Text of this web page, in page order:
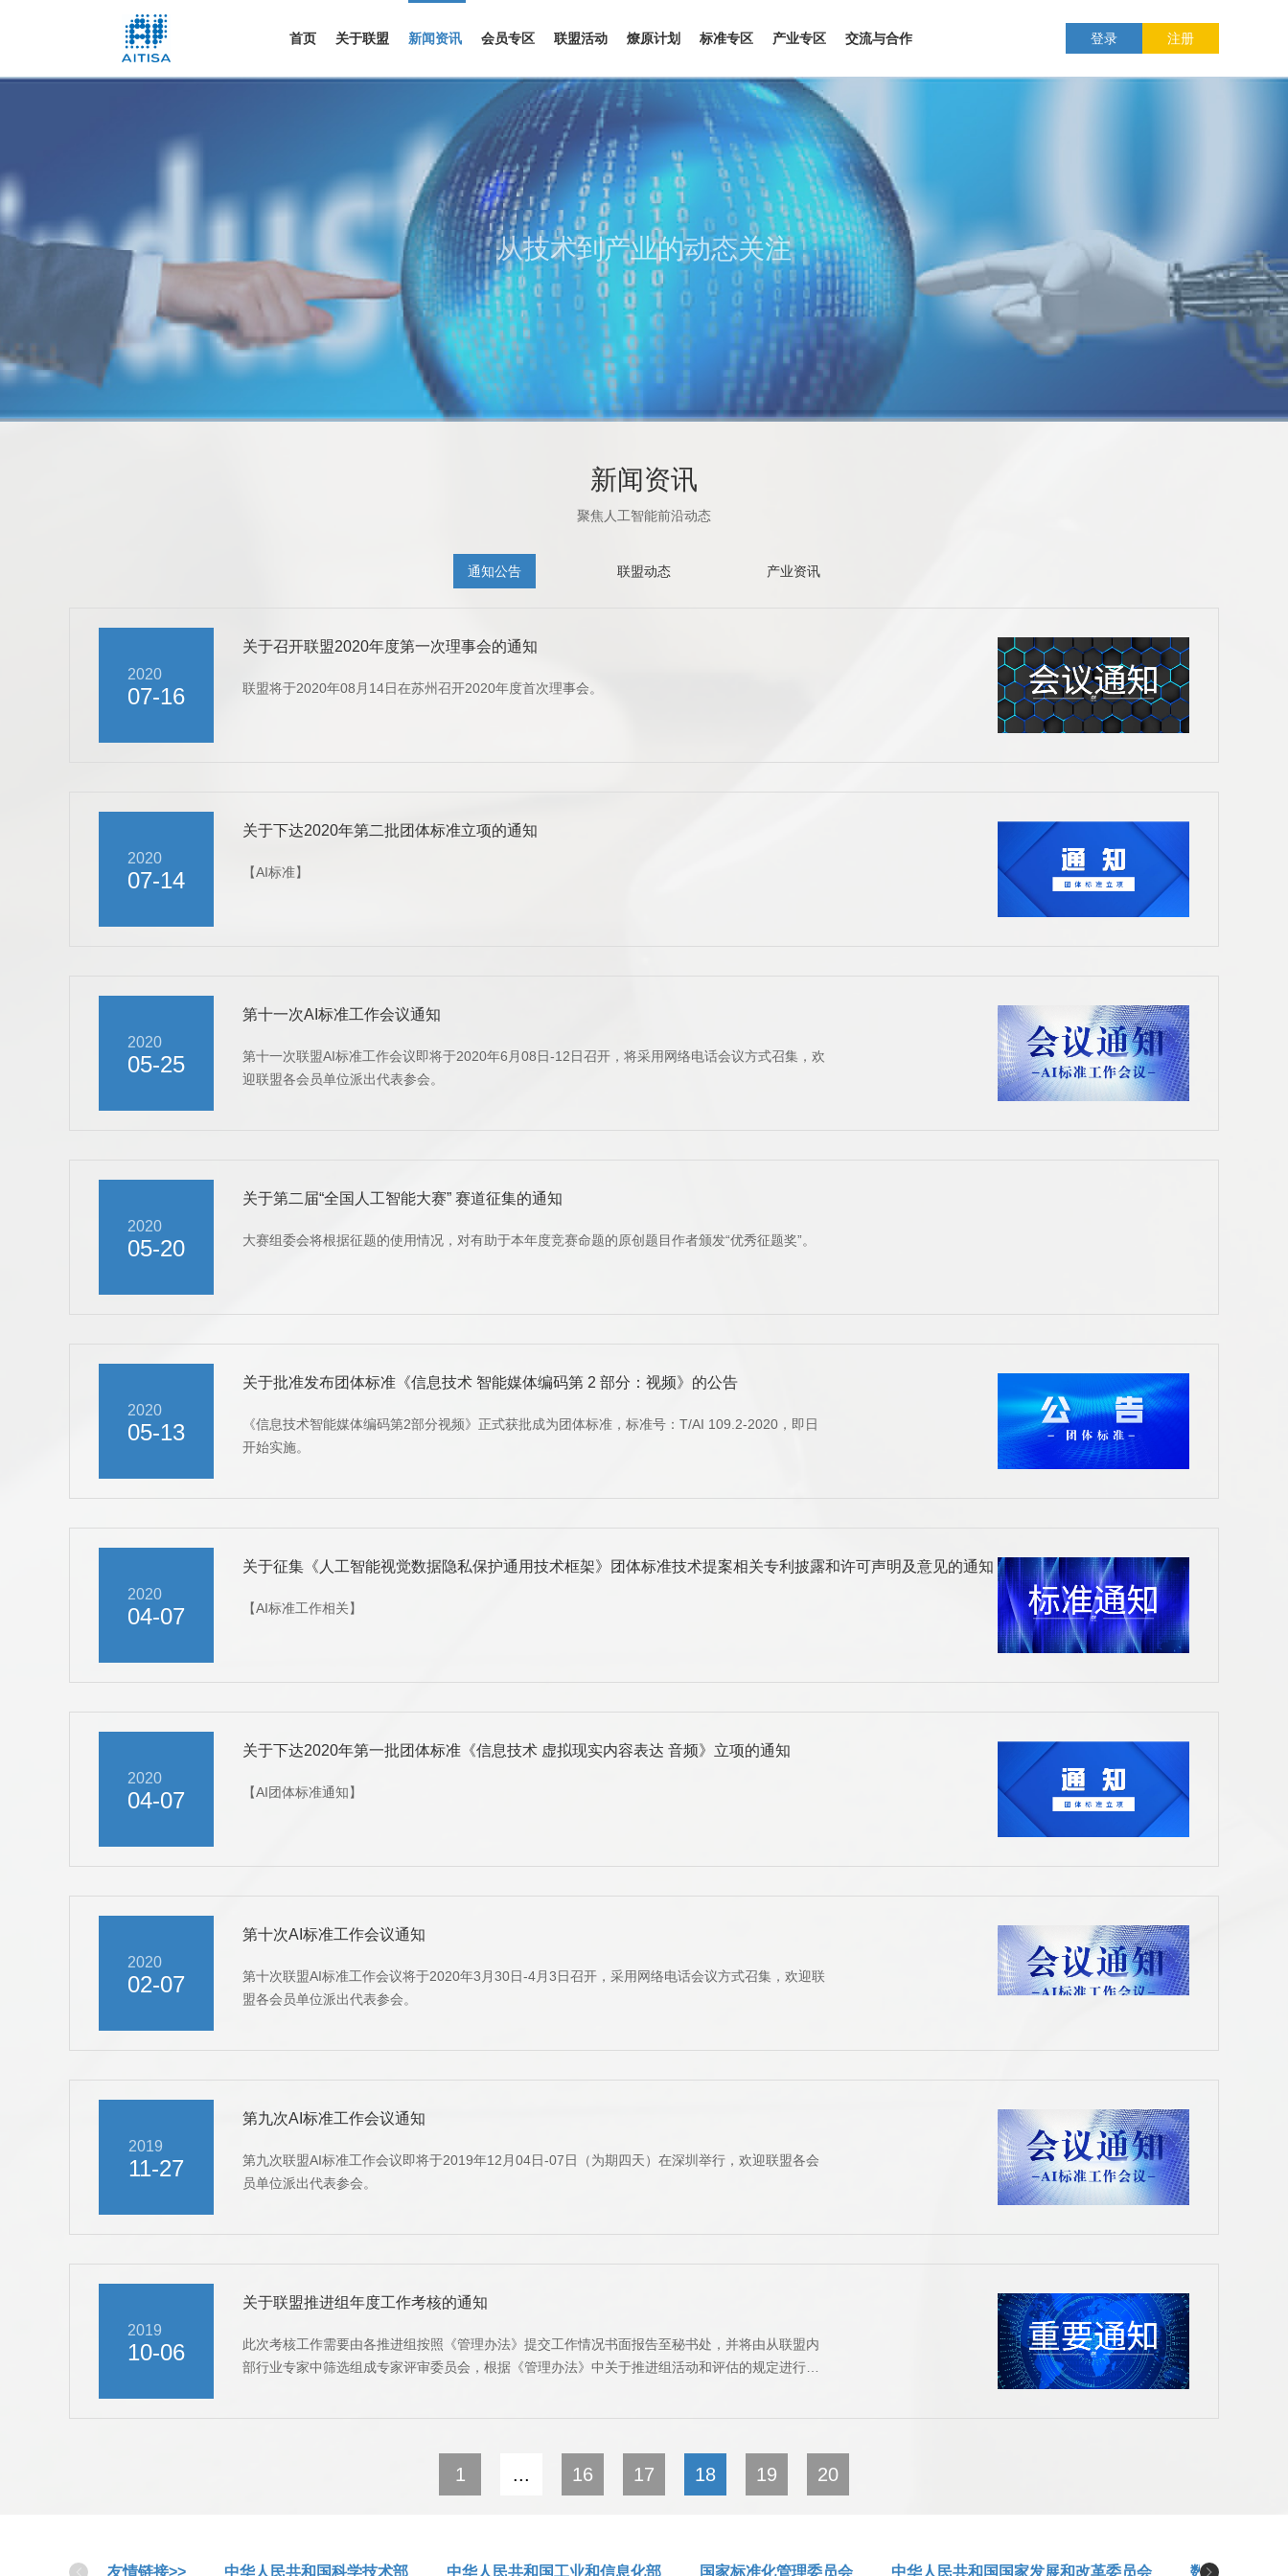
首页 关于联盟 新闻资讯 会员专区 联盟活动 燎原计划 标准专区 产业专区 交流与合作 登录 注册
从技术到产业的动态关注
新闻资讯
聚焦人工智能前沿动态
通知公告 联盟动态 产业资讯
2020
07-16
关于召开联盟2020年度第一次理事会的通知
联盟将于2020年08月14日在苏州召开2020年度首次理事会。
2020
07-14
关于下达2020年第二批团体标准立项的通知
【AI标准】
2020
05-25
第十一次AI标准工作会议通知
第十一次联盟AI标准工作会议即将于2020年6月08日-12日召开，将采用网络电话会议方式召集，欢
迎联盟各会员单位派出代表参会。
2020
05-20
关于第二届“全国人工智能大赛” 赛道征集的通知
大赛组委会将根据征题的使用情况，对有助于本年度竞赛命题的原创题目作者颁发“优秀征题奖”。
2020
05-13
关于批准发布团体标准《信息技术 智能媒体编码第 2 部分：视频》的公告
《信息技术智能媒体编码第2部分视频》正式获批成为团体标准，标准号：T/AI 109.2-2020，即日
开始实施。
2020
04-07
关于征集《人工智能视觉数据隐私保护通用技术框架》团体标准技术提案相关专利披露和许可声明及意见的通知
【AI标准工作相关】
2020
04-07
关于下达2020年第一批团体标准《信息技术 虚拟现实内容表达 音频》立项的通知
【AI团体标准通知】
2020
02-07
第十次AI标准工作会议通知
第十次联盟AI标准工作会议将于2020年3月30日-4月3日召开，采用网络电话会议方式召集，欢迎联
盟各会员单位派出代表参会。
2019
11-27
第九次AI标准工作会议通知
第九次联盟AI标准工作会议即将于2019年12月04日-07日（为期四天）在深圳举行，欢迎联盟各会
员单位派出代表参会。
2019
10-06
关于联盟推进组年度工作考核的通知
此次考核工作需要由各推进组按照《管理办法》提交工作情况书面报告至秘书处，并将由从联盟内
部行业专家中筛选组成专家评审委员会，根据《管理办法》中关于推进组活动和评估的规定进行评
1 ... 16 17 18 19 20
友情链接>> 中华人民共和国科学技术部 中华人民共和国工业和信息化部 国家标准化管理委员会 中华人民共和国国家发展和改革委员会 数字音视频编